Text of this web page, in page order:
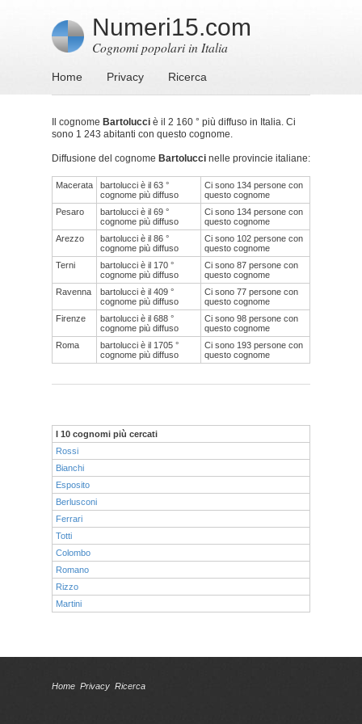
Numeri15.com
Cognomi popolari in Italia
Home Privacy Ricerca
Il cognome Bartolucci è il 2 160 ° più diffuso in Italia. Ci
sono 1 243 abitanti con questo cognome.
Diffusione del cognome Bartolucci nelle provincie italiane:
Macerata
bartolucci è il 63 °
cognome più diffuso
Ci sono 134 persone con
questo cognome
Pesaro
bartolucci è il 69 °
cognome più diffuso
Ci sono 134 persone con
questo cognome
Arezzo
bartolucci è il 86 °
cognome più diffuso
Ci sono 102 persone con
questo cognome
Terni
bartolucci è il 170 °
cognome più diffuso
Ci sono 87 persone con
questo cognome
Ravenna
bartolucci è il 409 °
cognome più diffuso
Ci sono 77 persone con
questo cognome
Firenze
bartolucci è il 688 °
cognome più diffuso
Ci sono 98 persone con
questo cognome
Roma
bartolucci è il 1705 °
cognome più diffuso
Ci sono 193 persone con
questo cognome
I 10 cognomi più cercati
Rossi
Bianchi
Esposito
Berlusconi
Ferrari
Totti
Colombo
Romano
Rizzo
Martini
Home Privacy Ricerca